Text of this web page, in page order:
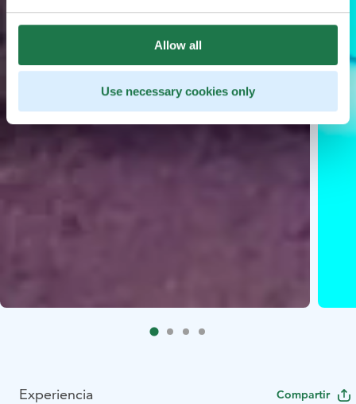
Allow all
Use necessary cookies only
Experiencia Compartir